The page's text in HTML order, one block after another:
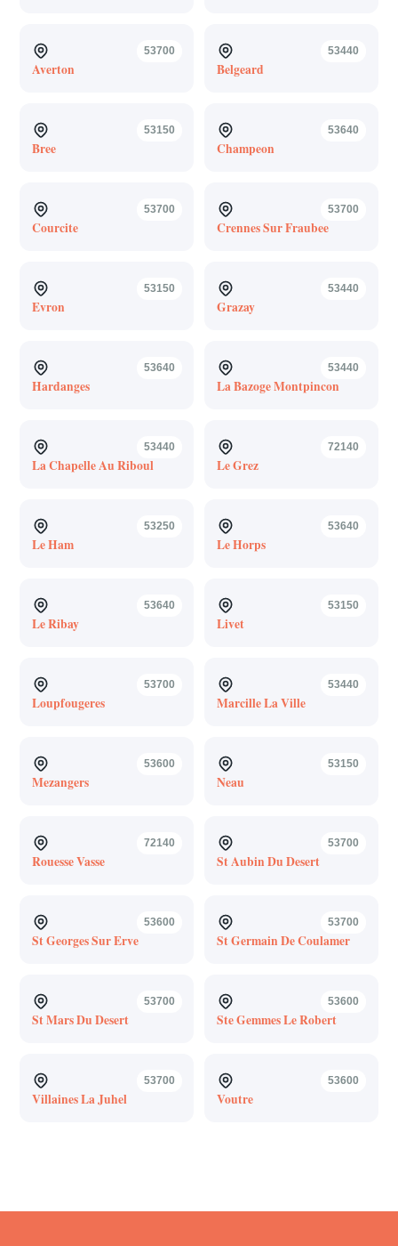
53700
Averton
53440
Belgeard
53150
Bree
53640
Champeon
53700
Courcite
53700
Crennes Sur Fraubee
53150
Evron
53440
Grazay
53640
Hardanges
53440
La Bazoge Montpincon
53440
La Chapelle Au Riboul
72140
Le Grez
53250
Le Ham
53640
Le Horps
53640
Le Ribay
53150
Livet
53700
Loupfougeres
53440
Marcille La Ville
53600
Mezangers
53150
Neau
72140
Rouesse Vasse
53700
St Aubin Du Desert
53600
St Georges Sur Erve
53700
St Germain De Coulamer
53700
St Mars Du Desert
53600
Ste Gemmes Le Robert
53700
Villaines La Juhel
53600
Voutre